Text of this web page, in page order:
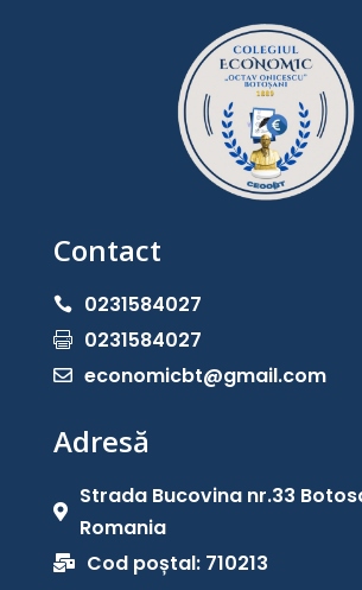
Contact
 0231584027
 0231584027
 economicbt@gmail.com
Adresă

Strada Bucovina nr.33
Romania
 Cod poștal: 710213